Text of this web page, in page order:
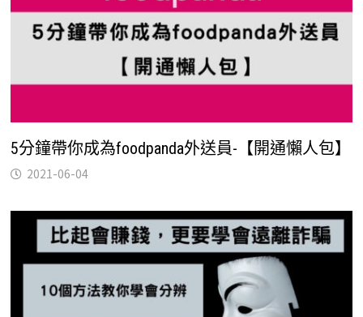
5分鐘帶你成為foodpanda外送員-【開通懶人包】
2021-06-04